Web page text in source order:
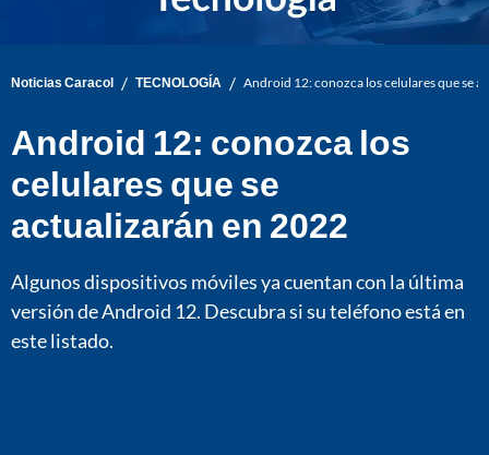
Noticias Caracol / TECNOLOGÍA / Android 12: conozca los celulares que se
Android 12: conozca los
celulares que se
actualizarán en 2022
Algunos dispositivos móviles ya cuentan con la última
versión de Android 12. Descubra si su teléfono está en
este listado.